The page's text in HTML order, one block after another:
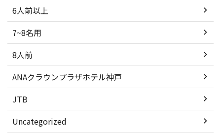
6人前以上
7~8名用
8人前
ANAクラウンプラザホテル神戸
JTB
Uncategorized